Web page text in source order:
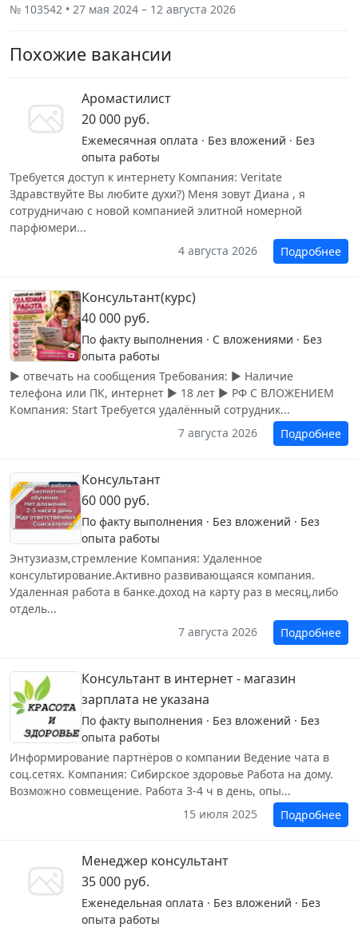
№ 103542 • 27 мая 2024 – 12 августа 2026
Похожие вакансии
Аромастилист
20 000 руб.
Ежемесячная оплата · Без вложений · Без
опыта работы
Требуется доступ к интернету Компания: Veritate
Здравствуйте Вы любите духи?) Меня зовут Диана , я
сотрудничаю с новой компанией элитной номерной
парфюмери...
4 августа 2026
Подробнее
Консультант(курс)
40 000 руб.
По факту выполнения · С вложениями · Без
опыта работы
▶️ отвечать на сообщения Требования: ▶️ Наличие
телефона или ПК, интернет ▶️ 18 лет ▶️ РФ С ВЛОЖЕНИЕМ
Компания: Start Требуется удалённый сотрудник...
7 августа 2026
Подробнее
Консультант
60 000 руб.
По факту выполнения · Без вложений · Без
опыта работы
Энтузиазм,стремление Компания: Удаленное
консультирование.Активно развивающаяся компания.
Удаленная работа в банке.доход на карту раз в месяц,либо
отдель...
7 августа 2026
Подробнее
Консультант в интернет - магазин
зарплата не указана
По факту выполнения · Без вложений · Без
опыта работы
Информирование партнёров о компании Ведение чата в
соц.сетях. Компания: Сибирское здоровье Работа на дому.
Возможно совмещение. Работа 3-4 ч в день, опы...
15 июля 2025
Подробнее
Менеджер консультант
35 000 руб.
Еженедельная оплата · Без вложений · Без
опыта работы